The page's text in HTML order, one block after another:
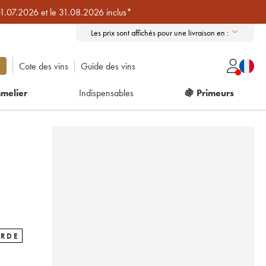
et le 31.08.2026 inclus*
Les prix sont affichés pour une livraison en :
Cote des vins Guide des vins
Indispensables 🍇 Primeurs